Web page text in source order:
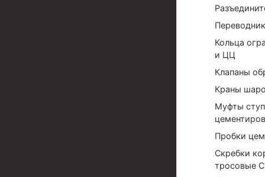
Кольца
и ЦЦ
Клапаны
Краны
Муфты
Пробки
Скребки
тросовые